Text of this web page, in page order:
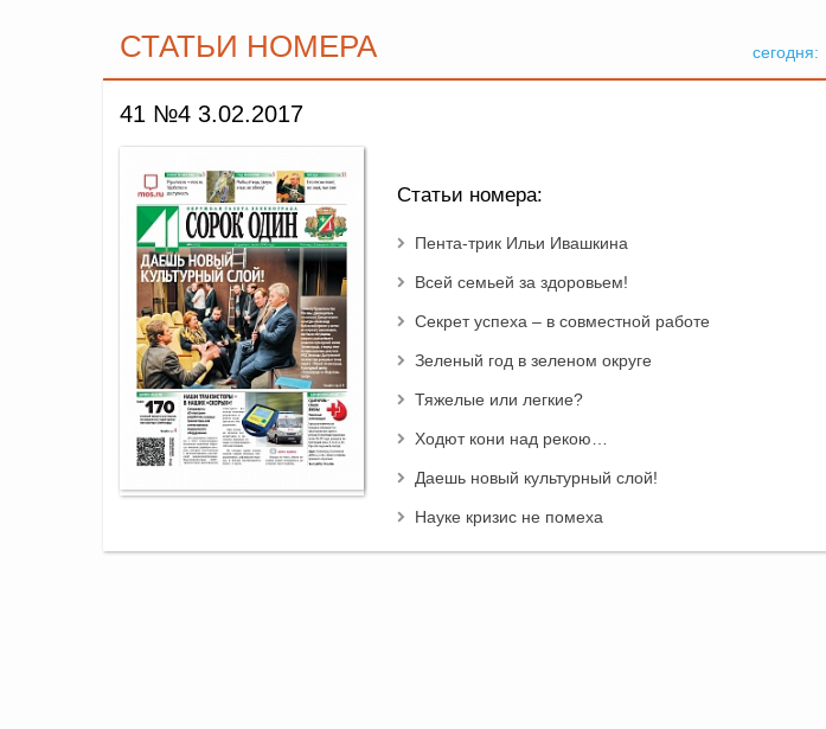
сегодня:
СТАТЬИ НОМЕРА
41 №4 3.02.2017
Статьи номера:
Пента-трик Ильи Ивашкина
Всей семьей за здоровьем!
Секрет успеха – в совместной работе
Зеленый год в зеленом округе
Тяжелые или легкие?
Ходют кони над рекою…
Даешь новый культурный слой!
Науке кризис не помеха